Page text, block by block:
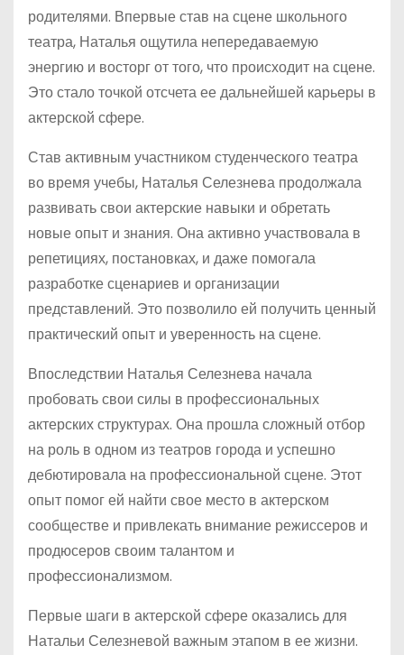
родителями. Впервые став на сцене школьного
театра, Наталья ощутила непередаваемую
энергию и восторг от того, что происходит на сцене.
Это стало точкой отсчета ее дальнейшей карьеры в
актерской сфере.
Став активным участником студенческого театра
во время учебы, Наталья Селезнева продолжала
развивать свои актерские навыки и обретать
новые опыт и знания. Она активно участвовала в
репетициях, постановках, и даже помогала
разработке сценариев и организации
представлений. Это позволило ей получить ценный
практический опыт и уверенность на сцене.
Впоследствии Наталья Селезнева начала
пробовать свои силы в профессиональных
актерских структурах. Она прошла сложный отбор
на роль в одном из театров города и успешно
дебютировала на профессиональной сцене. Этот
опыт помог ей найти свое место в актерском
сообществе и привлекать внимание режиссеров и
продюсеров своим талантом и
профессионализмом.
Первые шаги в актерской сфере оказались для
Натальи Селезневой важным этапом в ее жизни.